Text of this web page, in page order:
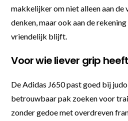
makkelijker om niet alleen aan de
denken, maar ook aan de
vriendelijk blijft.
Voor wie liever grip
De Adidas J650 past goed bij
betrouwbaar pak zoeken voor
zonder gedoe met overdreven